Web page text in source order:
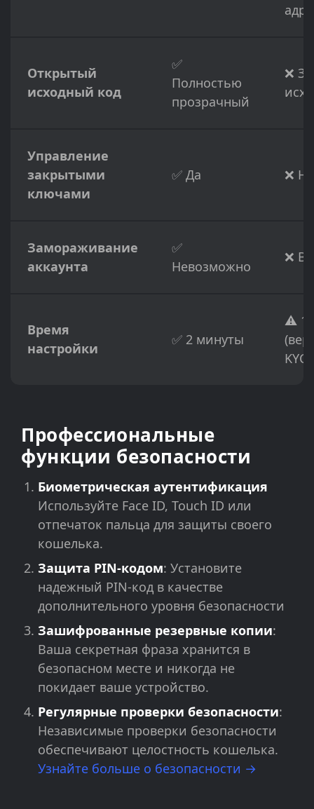
Открытый
исходный код
✅
Полностью
прозрачный
❌
Управление
закрытыми
ключами
✅ Да ❌
Замораживание
аккаунта
✅
Невозможно
❌
Время
настройки
✅ 2 минуты
⚠️ 1-
KYC)
Профессиональные
функции безопасности
Биометрическая аутентификация
Используйте Face ID, Touch ID или
отпечаток пальца для защиты своего
кошелька.
Защита PIN-кодом: Установите
надежный PIN-код в качестве
дополнительного уровня безопасности
Зашифрованные резервные копии:
Ваша секретная фраза хранится в
безопасном месте и никогда не
покидает ваше устройство.
Регулярные проверки безопасности:
Независимые проверки безопасности
обеспечивают целостность кошелька.
Узнайте больше о безопасности →